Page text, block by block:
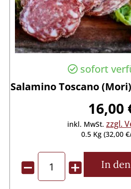
sofort
Salamino Toscano
16,00
inkl. MwSt. zzgl.
0.5 Kg (32,00
In den